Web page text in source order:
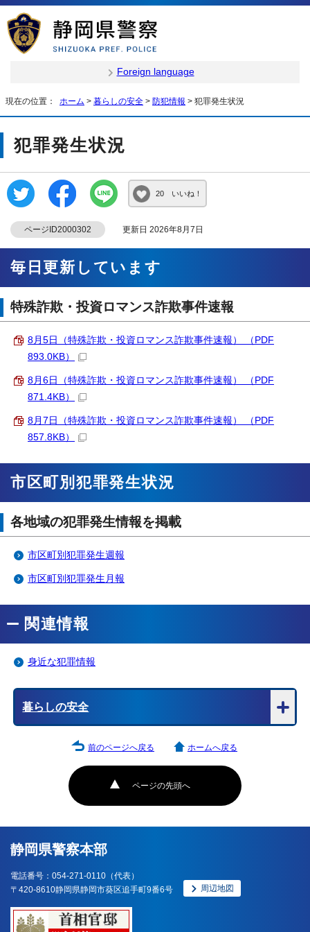
Foreign language
現在の位置： ホーム > 暮らしの安全 > 防犯情報 > 犯罪発生状況
犯罪発生状況
20 いいね！
ページID2000302 更新日 2026年8月7日
毎日更新しています
特殊詐欺・投資ロマンス詐欺事件速報
8月5日（特殊詐欺・投資ロマンス詐欺事件速報） （PDF
893.0KB）
8月6日（特殊詐欺・投資ロマンス詐欺事件速報） （PDF
871.4KB）
8月7日（特殊詐欺・投資ロマンス詐欺事件速報） （PDF
857.8KB）
市区町別犯罪発生状況
各地域の犯罪発生情報を掲載
市区町別犯罪発生週報
市区町別犯罪発生月報
関連情報
身近な犯罪情報
暮らしの安全
ページの先頭へ
前のページへ戻る ホームへ戻る
静岡県警察本部
電話番号：054-271-0110（代表）
〒420-8610静岡県静岡市葵区追手町9番6号
周辺地図